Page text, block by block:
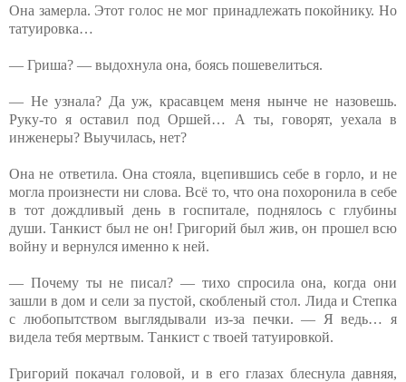
Она замерла. Этот голос не мог принадлежать покойнику. Но
татуировка…
— Гриша? — выдохнула она, боясь пошевелиться.
— Не узнала? Да уж, красавцем меня нынче не назовешь.
Руку-то я оставил под Оршей… А ты, говорят, уехала в
инженеры? Выучилась, нет?
Она не ответила. Она стояла, вцепившись себе в горло, и не
могла произнести ни слова. Всё то, что она похоронила в себе
в тот дождливый день в госпитале, поднялось с глубины
души. Танкист был не он! Григорий был жив, он прошел всю
войну и вернулся именно к ней.
— Почему ты не писал? — тихо спросила она, когда они
зашли в дом и сели за пустой, скобленый стол. Лида и Степка
с любопытством выглядывали из-за печки. — Я ведь… я
видела тебя мертвым. Танкист с твоей татуировкой.
Григорий покачал головой, и в его глазах блеснула давняя,